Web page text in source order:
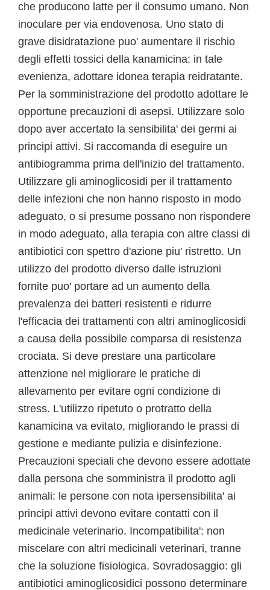
che producono latte per il consumo umano. Non
inoculare per via endovenosa. Uno stato di
grave disidratazione puo' aumentare il rischio
degli effetti tossici della kanamicina: in tale
evenienza, adottare idonea terapia reidratante.
Per la somministrazione del prodotto adottare le
opportune precauzioni di asepsi. Utilizzare solo
dopo aver accertato la sensibilita' dei germi ai
principi attivi. Si raccomanda di eseguire un
antibiogramma prima dell'inizio del trattamento.
Utilizzare gli aminoglicosidi per il trattamento
delle infezioni che non hanno risposto in modo
adeguato, o si presume possano non rispondere
in modo adeguato, alla terapia con altre classi di
antibiotici con spettro d'azione piu' ristretto. Un
utilizzo del prodotto diverso dalle istruzioni
fornite puo' portare ad un aumento della
prevalenza dei batteri resistenti e ridurre
l'efficacia dei trattamenti con altri aminoglicosidi
a causa della possibile comparsa di resistenza
crociata. Si deve prestare una particolare
attenzione nel migliorare le pratiche di
allevamento per evitare ogni condizione di
stress. L'utilizzo ripetuto o protratto della
kanamicina va evitato, migliorando le prassi di
gestione e mediante pulizia e disinfezione.
Precauzioni speciali che devono essere adottate
dalla persona che somministra il prodotto agli
animali: le persone con nota ipersensibilita' ai
principi attivi devono evitare contatti con il
medicinale veterinario. Incompatibilita': non
miscelare con altri medicinali veterinari, tranne
che la soluzione fisiologica. Sovradosaggio: gli
antibiotici aminoglicosidici possono determinare